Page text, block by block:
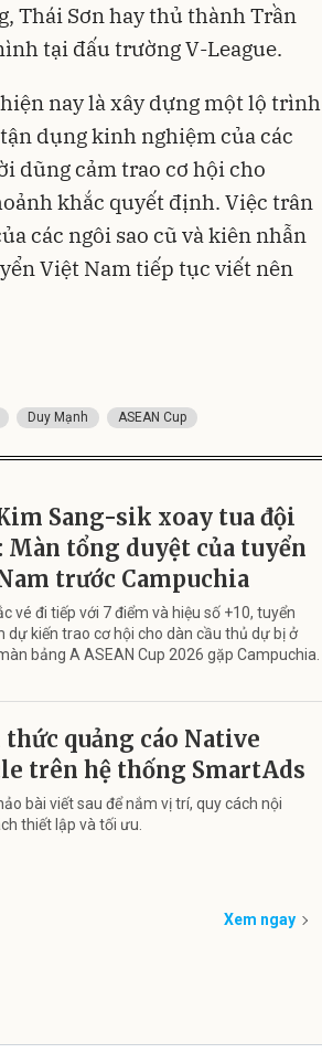
Thái Sơn hay thủ thành Trần
tại đấu trường V-League.
nay là xây dựng một lộ trình
dụng kinh nghiệm của các
dũng cảm trao cơ hội cho
khắc quyết định. Việc trân
các ngôi sao cũ và kiên nhẫn
Việt Nam tiếp tục viết nên
Duy Mạnh ASEAN Cup
Sang-sik xoay tua đội
Màn tổng duyệt của tuyển
trước Campuchia
vé đi tiếp với 7 điểm và hiệu số +10, tuyển
dự kiến trao cơ hội cho dàn cầu thủ dự bị ở
bảng A ASEAN Cup 2026 gặp Campuchia.
quảng cáo Native
trên hệ thống SmartAds
bài viết sau để nắm vị trí, quy cách nội
thiết lập và tối ưu.
Xem ngay